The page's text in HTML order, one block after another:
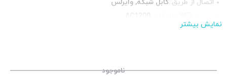
اتصال از طریق::کابل شبکه, وایرلس
AC1200
فرکانس::
دوبانده (2.4 و 5 گیگاهرتز)
نمایش بیشتر
ناموجود